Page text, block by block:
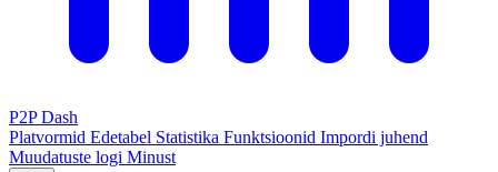
P2P Dash
Platvormid Edetabel Statistika Funktsioonid Impordi juhend
Muudatuste logi Minust